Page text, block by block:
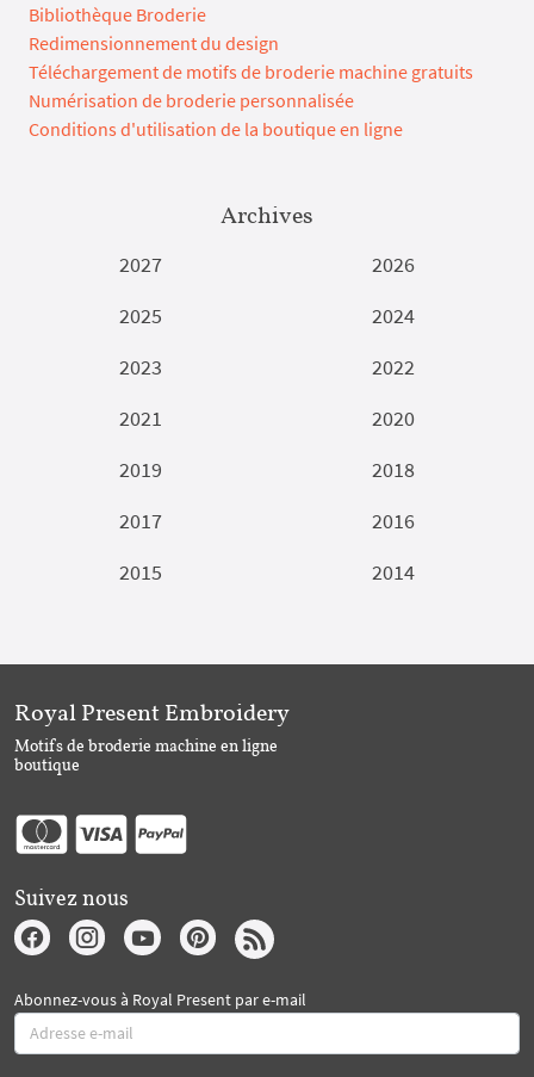
Bibliothèque Broderie
Redimensionnement du design
Téléchargement de motifs de broderie machine gratuits
Numérisation de broderie personnalisée
Conditions d'utilisation de la boutique en ligne
Archives
2027
2026
2025
2024
2023
2022
2021
2020
2019
2018
2017
2016
2015
2014
Royal Present Embroidery
Motifs de broderie machine en ligne
boutique
Suivez nous
Abonnez-vous à Royal Present par e-mail